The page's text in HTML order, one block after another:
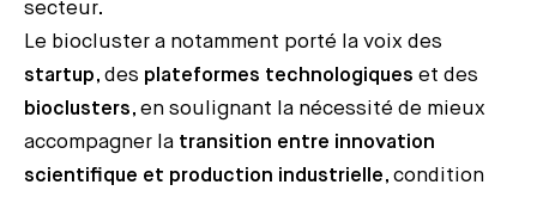
secteur.
Le biocluster a notamment porté la voix des
startup, des plateformes technologiques et des
bioclusters, en soulignant la nécessité de mieux
accompagner la transition entre innovation
scientifique et production industrielle, condition